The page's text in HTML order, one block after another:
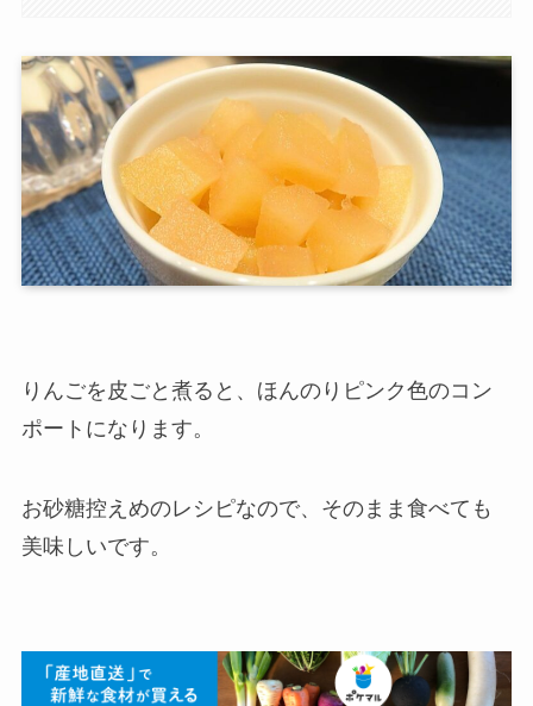
りんごを皮ごと煮ると、ほんのりピンク色のコン
ポートになります。
お砂糖控えめのレシピなので、そのまま食べても
美味しいです。